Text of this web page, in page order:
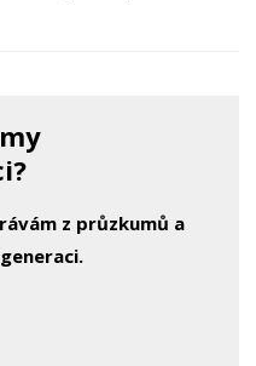
z průzkumů a